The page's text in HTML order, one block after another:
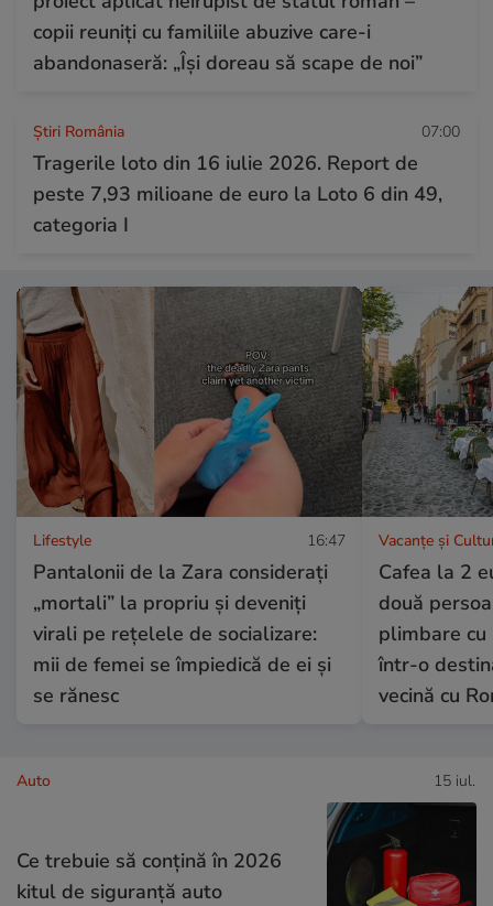
copii reuniți cu familiile abuzive care-i
abandonaseră: „Își doreau să scape de noi”
Știri România 07:00
Tragerile loto din 16 iulie 2026. Report de
peste 7,93 milioane de euro la Loto 6 din 49,
categoria I
Lifestyle 16:47
Pantalonii de la Zara considerați
„mortali” la propriu și deveniți
virali pe rețelele de socializare:
mii de femei se împiedică de ei și
se rănesc
Vacanțe și
Cafea la 2
două
plimbare cu
într-o
vecină cu
Auto 15 iul.
Ce trebuie să conţină în 2026
kitul de siguranţă auto